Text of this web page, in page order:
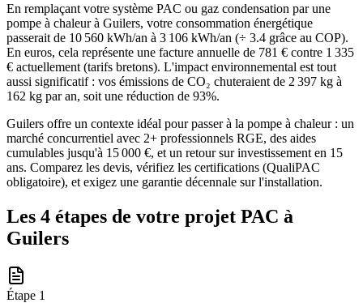
En remplaçant votre système PAC ou gaz condensation par une
pompe à chaleur à Guilers, votre consommation énergétique
passerait de 10 560 kWh/an à 3 106 kWh/an (÷ 3.4 grâce au COP).
En euros, cela représente une facture annuelle de 781 € contre 1 335
€ actuellement (tarifs bretons). L'impact environnemental est tout
aussi significatif : vos émissions de CO₂ chuteraient de 2 397 kg à
162 kg par an, soit une réduction de 93%.
Guilers offre un contexte idéal pour passer à la pompe à chaleur : un
marché concurrentiel avec 2+ professionnels RGE, des aides
cumulables jusqu'à 15 000 €, et un retour sur investissement en 15
ans. Comparez les devis, vérifiez les certifications (QualiPAC
obligatoire), et exigez une garantie décennale sur l'installation.
Les 4 étapes de votre projet PAC à
Guilers
Étape 1